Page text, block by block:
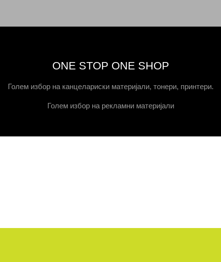
ONE STOP ONE SHOP
Голем избор на канцелариски материјали, тонери, принтери.
Голем избор на рекламни материјали